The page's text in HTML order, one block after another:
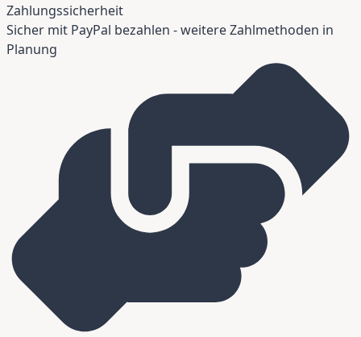
Zahlungssicherheit
Sicher mit PayPal bezahlen - weitere Zahlmethoden in
Planung